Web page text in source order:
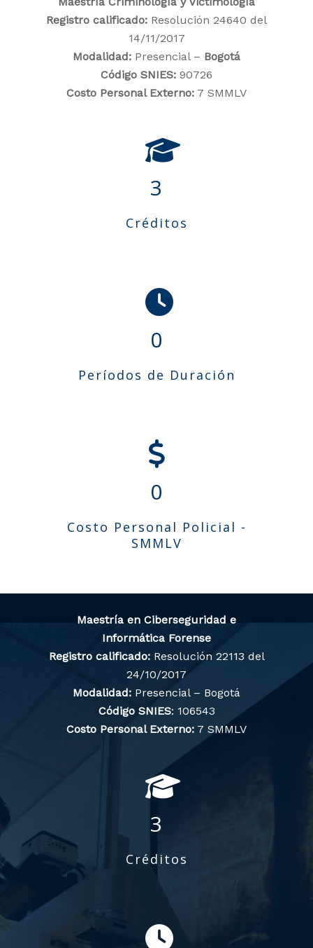
Registro calificado: Resolución 24640 del
14/11/2017
Modalidad: Presencial – Bogotá
Código SNIES: 90726
Costo Personal Externo: 7 SMMLV
3
Créditos
0
Períodos de Duración
0
Costo Personal Policial -
SMMLV
Maestría en Ciberseguridad e
Informática Forense
Registro calificado:Resolución 22113 del
24/10/2017
Modalidad: Presencial – Bogotá
Código SNIES: 106543
Costo Personal Externo: 7 SMMLV
3
Créditos